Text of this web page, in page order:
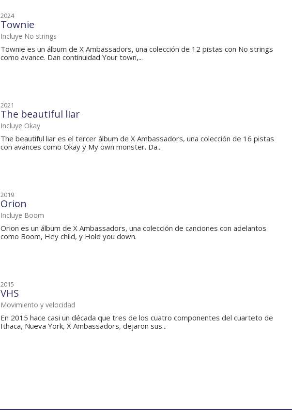
2024
Townie
Incluye No strings
Townie es un álbum de X Ambassadors, una colección de 12 pistas con No strings
como avance. Dan continuidad Your town,...
2021
The beautiful liar
Incluye Okay
The beautiful liar es el tercer álbum de X Ambassadors, una colección de 16 pistas
con avances como Okay y My own monster. Da...
2019
Orion
Incluye Boom
Orion es un álbum de X Ambassadors, una colección de canciones con adelantos
como Boom, Hey child, y Hold you down.
2015
VHS
Movimiento y velocidad
En 2015 hace casi un década que tres de los cuatro componentes del cuarteto de
Ithaca, Nueva York, X Ambassadors, dejaron sus...